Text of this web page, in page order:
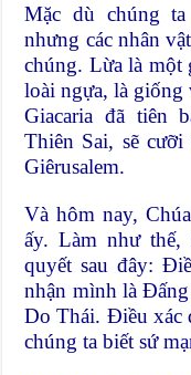
Mặc dù chúng
nhưng các nhân
chúng. Lừa là một
loài ngựa, là giống
Giacaria đã tiên
Thiên Sai, sẽ
Giêrusalem.
Và hôm nay,
ấy. Làm như thế,
quyết sau đây:
nhận mình là
Do Thái. Điều xác
chúng ta biết sứ